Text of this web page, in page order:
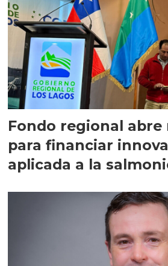
Fondo regional abre
para financiar
aplicada a la